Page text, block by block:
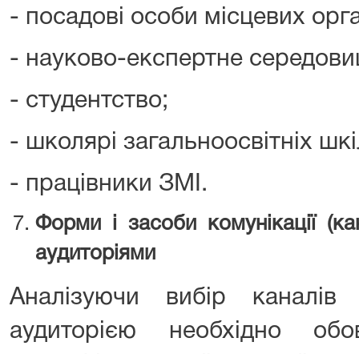
- посадові особи місцевих
- науково-експертне
- студентство;
- школярі загальноосвітніх
- працівники ЗМІ.
Форми і засоби комунікації
аудиторіями
Аналізуючи вибір
аудиторією необхідно